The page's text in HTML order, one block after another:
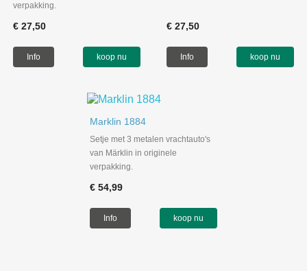
verpakking.
€ 27,50
Info koop nu
€ 27,50
Info koop nu
Marklin 1884
Setje met 3 metalen vrachtauto's
van Märklin in originele
verpakking.
€ 54,99
Info koop nu